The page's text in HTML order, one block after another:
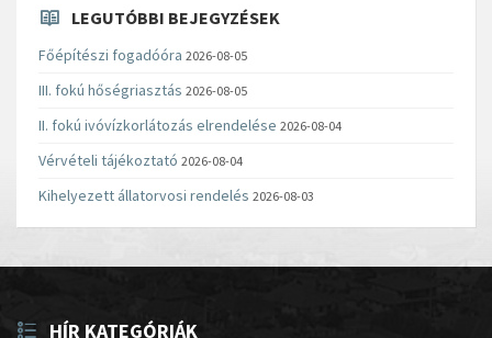
LEGUTÓBBI BEJEGYZÉSEK
Főépítészi fogadóóra 2026-08-05
III. fokú hőségriasztás 2026-08-05
II. fokú ivóvízkorlátozás elrendelése 2026-08-04
Vérvételi tájékoztató 2026-08-04
Kihelyezett állatorvosi rendelés 2026-08-03
HÍR KATEGÓRIÁK